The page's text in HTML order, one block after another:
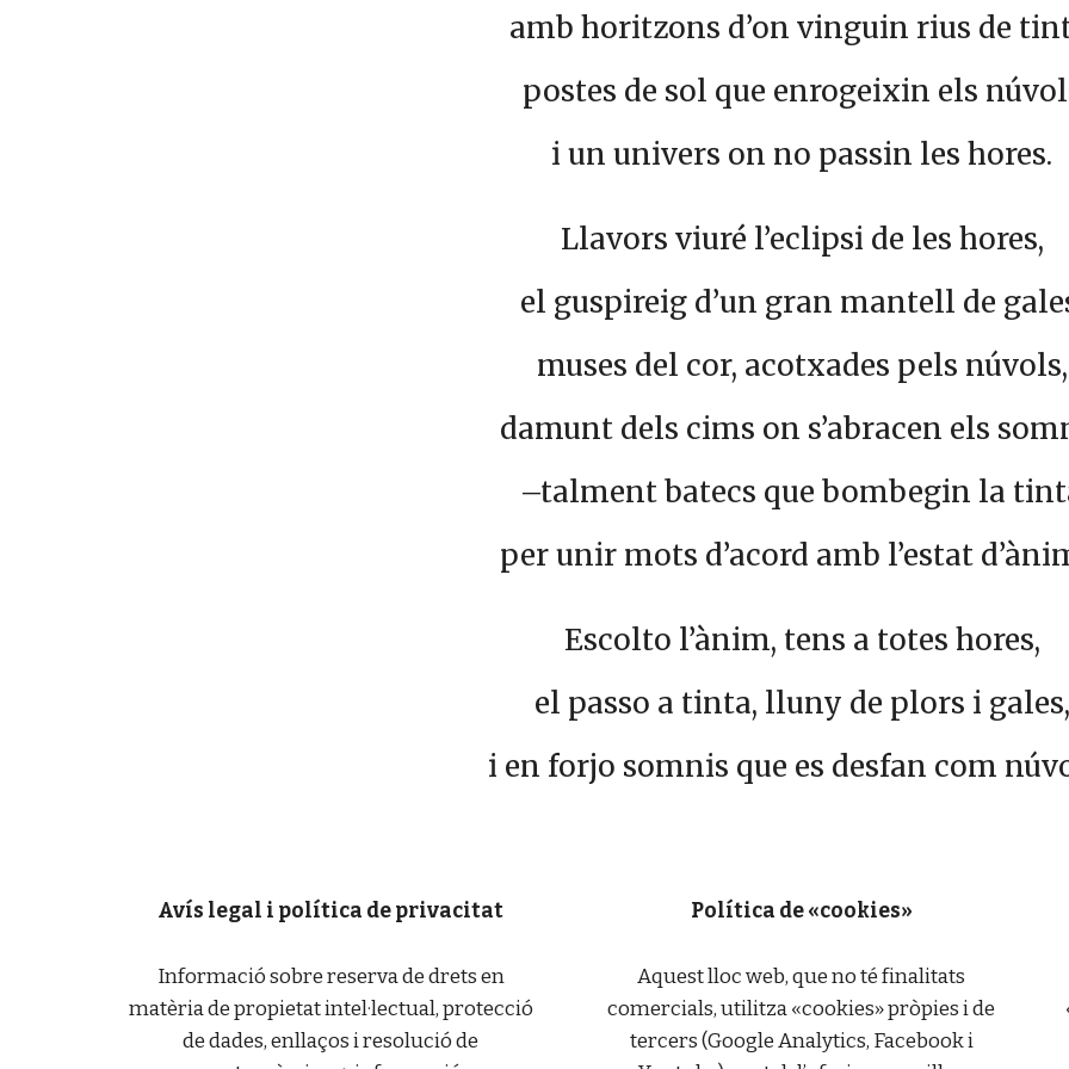
amb horitzons d’on vinguin rius de
postes de sol que enrogeixin els
i un univers on no passin les hores.
Llavors viuré l’eclipsi de les hores,
el guspireig d’un gran mantell de
muses del cor, acotxades pels núvols,
damunt dels cims on s’abracen els
–talment batecs que bombegin la
per unir mots d’acord amb l’estat
Escolto l’ànim, tens a totes hores,
el passo a tinta, lluny de plors i gales,
i en forjo somnis que es desfan com
Avís legal i política de privacitat
Informació sobre reserva de drets en
matèria de propietat intel·lectual, protecció
de dades, enllaços i resolució de
Política de «cookies»
Aquest lloc web, que no té finalitats
comercials, utilitza «cookies» pròpies i de
tercers (Google Analytics, Facebook i